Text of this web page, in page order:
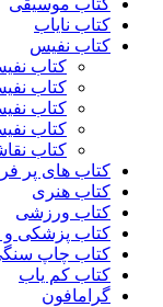
کتاب موسیقی
کتاب نایاب
کتاب نفیس
کتاب
کتاب
کتاب
کتاب
کتاب
کتاب های پر
کتاب هنری
کتاب ورزشی
کتاب پزشکی
کتاب چاپ
کتاب کم یاب
گرامافون